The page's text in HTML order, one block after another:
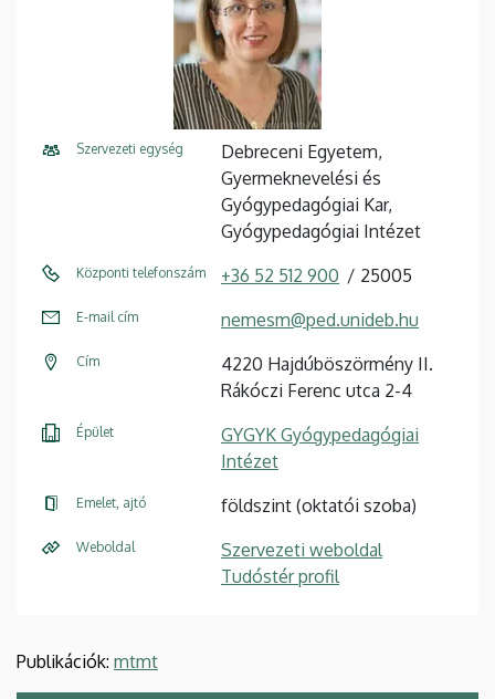
Szervezeti egység
Debreceni Egyetem,
Gyermeknevelési és
Gyógypedagógiai Kar,
Gyógypedagógiai Intézet
Központi telefonszám +36 52 512 900 25005
E-mail cím nemesm@ped.unideb.hu
Cím
4220 Hajdúböszörmény II.
Rákóczi Ferenc utca 2-4
Épület
GYGYK Gyógypedagógiai
Intézet
Emelet, ajtó földszint (oktatói szoba)
Weboldal
Szervezeti weboldal
Tudóstér profil
Publikációk: mtmt